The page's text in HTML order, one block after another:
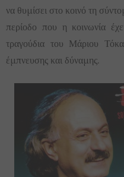
να θυμίσει στο κοινό τη
περίοδο που η κοινωνία
τραγούδια του Μάριου
έμπνευσης και δύναμης.